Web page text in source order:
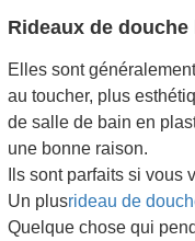
Rideaux de
Elles sont
au toucher, plus
de salle de bain en
une bonne raison.
Ils sont parfaits si vous
Un plusrideau de
Quelque chose qui